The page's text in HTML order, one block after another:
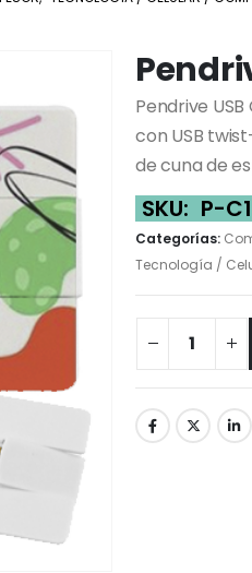
Pendrive
con USB
de cuna de
SKU: P-
Categorías:
Tecnología /